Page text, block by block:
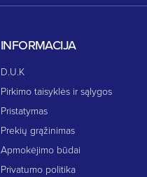
INFORMACIJA
D.U.K
Pirkimo taisyklės ir sąlygos
Pristatymas
Prekių grąžinimas
Apmokėjimo būdai
Privatumo politika